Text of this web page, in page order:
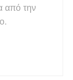
από την